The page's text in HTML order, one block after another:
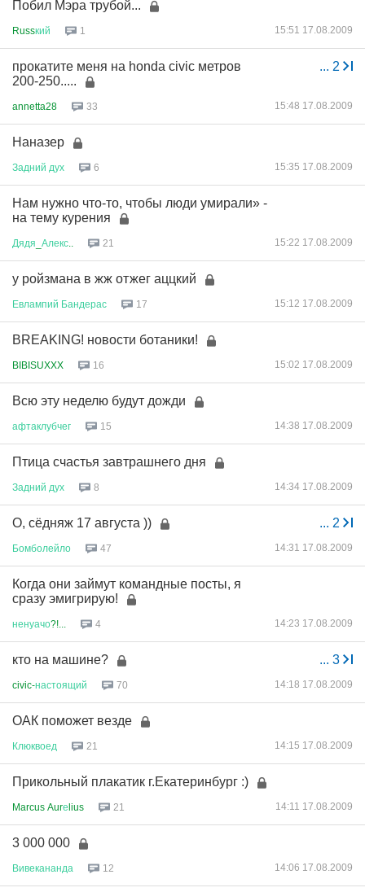
Побил Мэра трубой...
Russкий 1 15:51 17.08.2009
... 2
прокатите меня на honda civic метров
200-250.....
annetta28 33 15:48 17.08.2009
Наназер
Задний дух 6 15:35 17.08.2009
Нам нужно что-то, чтобы люди умирали» -
на тему курения
Дядя Алекс 21 15:22 17.08.2009
у ройзмана в жж отжег аццкий
Евлампий Бандерас 17 15:12 17.08.2009
BREAKING! новости ботаники!
BIBISUXXX 16 15:02 17.08.2009
Всю эту неделю будут дожди
афтаклубчег 15 14:38 17.08.2009
Птица счастья завтрашнего дня
Задний дух 8 14:34 17.08.2009
... 2
О, сёдняж 17 августа ))
Бомболейло 47 14:31 17.08.2009
Когда они займут командные посты, я
сразу эмигрирую!
ненуачо?!... 4 14:23 17.08.2009
... 3
кто на машине?
civic-настоящий 70 14:18 17.08.2009
ОАК поможет везде
Клюквоед 21 14:15 17.08.2009
Прикольный плакатик г.Екатеринбург :)
Marcus Aurеlius 21 14:11 17.08.2009
3 000 000
Вивекананда 12 14:06 17.08.2009